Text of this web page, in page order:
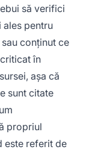
să verifici
ales pentru
conținut ce
în
așa că
sunt citate
propriul
este referit de